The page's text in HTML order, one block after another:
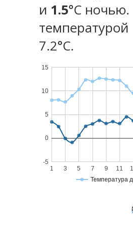
и 1.5°C
температурой
7.2°С.
Температура
1 3 5 7 9 11
-5
0
5
10
15